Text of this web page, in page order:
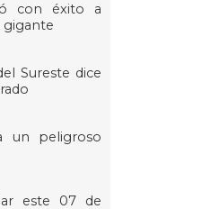
con éxito a
gigante
Sureste dice
un peligroso
este 07 de